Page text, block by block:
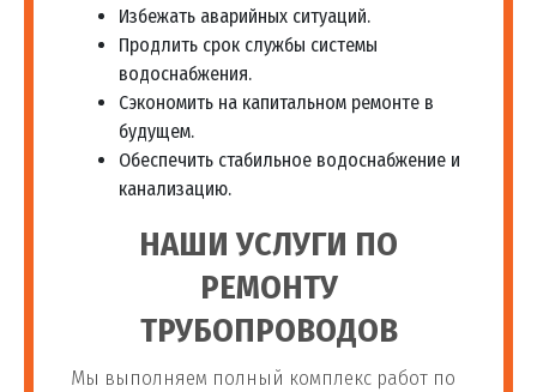
Избежать аварийных ситуаций.
Продлить срок службы системы
водоснабжения.
Сэкономить на капитальном ремонте в
будущем.
Обеспечить стабильное водоснабжение и
канализацию.
НАШИ УСЛУГИ ПО
РЕМОНТУ
ТРУБОПРОВОДОВ
Мы выполняем полный комплекс работ по